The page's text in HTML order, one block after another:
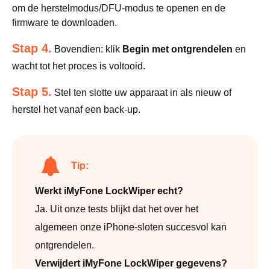
om de herstelmodus/DFU-modus te openen en de
firmware te downloaden.
Stap 4. Bovendien: klik Begin met ontgrendelen en
wacht tot het proces is voltooid.
Stap 5. Stel ten slotte uw apparaat in als nieuw of
herstel het vanaf een back-up.
Tip:
Werkt iMyFone LockWiper echt?
Ja. Uit onze tests blijkt dat het over het
algemeen onze iPhone-sloten succesvol kan
ontgrendelen.
Verwijdert iMyFone LockWiper gegevens?